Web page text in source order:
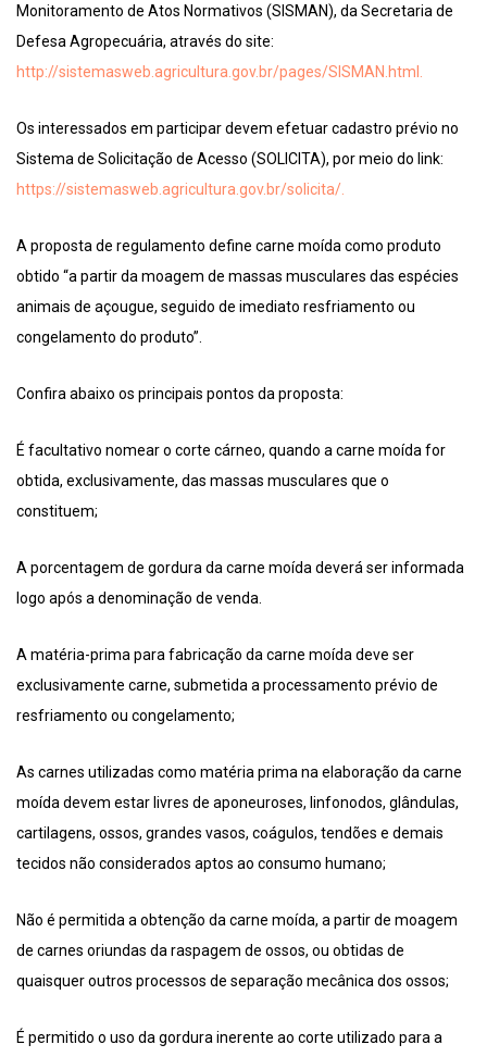
Monitoramento de Atos Normativos (SISMAN), da Secretaria de
Defesa Agropecuária, através do site:
http://sistemasweb.agricultura.gov.br/pages/SISMAN.html.
Os interessados em participar devem efetuar cadastro prévio no
Sistema de Solicitação de Acesso (SOLICITA), por meio do link:
https://sistemasweb.agricultura.gov.br/solicita/.
A proposta de regulamento define carne moída como produto
obtido “a partir da moagem de massas musculares das espécies
animais de açougue, seguido de imediato resfriamento ou
congelamento do produto”.
Confira abaixo os principais pontos da proposta:
É facultativo nomear o corte cárneo, quando a carne moída for
obtida, exclusivamente, das massas musculares que o
constituem;
A porcentagem de gordura da carne moída deverá ser informada
logo após a denominação de venda.
A matéria-prima para fabricação da carne moída deve ser
exclusivamente carne, submetida a processamento prévio de
resfriamento ou congelamento;
As carnes utilizadas como matéria prima na elaboração da carne
moída devem estar livres de aponeuroses, linfonodos, glândulas,
cartilagens, ossos, grandes vasos, coágulos, tendões e demais
tecidos não considerados aptos ao consumo humano;
Não é permitida a obtenção da carne moída, a partir de moagem
de carnes oriundas da raspagem de ossos, ou obtidas de
quaisquer outros processos de separação mecânica dos ossos;
É permitido o uso da gordura inerente ao corte utilizado para a